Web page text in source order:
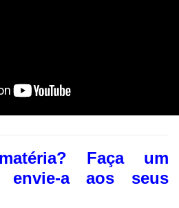
Faça um
envie-a aos seus